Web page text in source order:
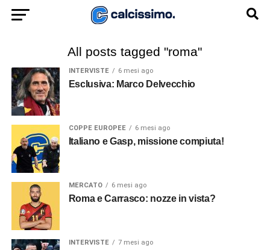
All posts tagged "roma"
INTERVISTE 6 mesi ago
Esclusiva: Marco Delvecchio
COPPE EUROPEE 6 mesi ago
Italiano e Gasp, missione compiuta!
MERCATO 6 mesi ago
Roma e Carrasco: nozze in vista?
INTERVISTE 7 mesi ago